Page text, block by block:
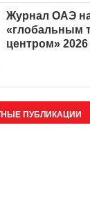
Журнал ОАЭ
«глобальным
центром» 2026
ПУБЛИКАЦИИ